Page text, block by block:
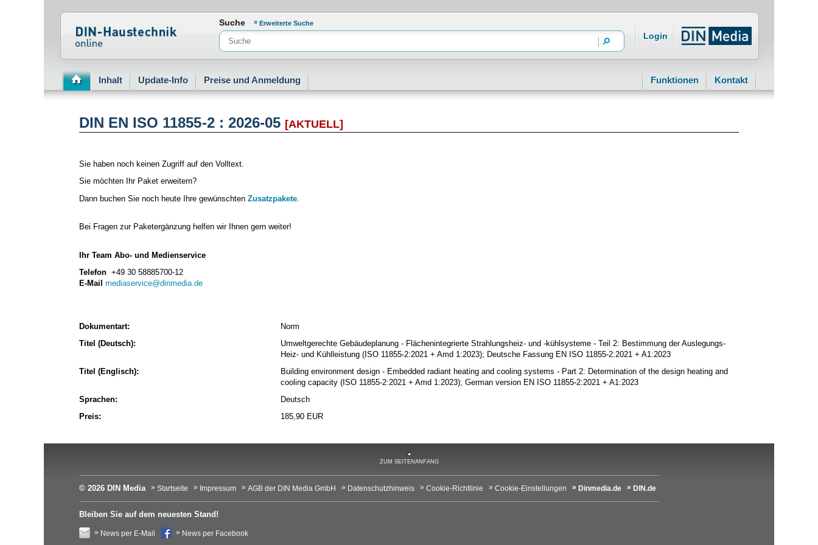
Normenportal Barrierefreiheit
Suche Erweiterte Suche
Login
Inhalt Update-Info Preise und Anmeldung Funktionen Kontakt
DIN EN ISO 11855-2 : 2026-05 [AKTUELL]
Sie haben noch keinen Zugriff auf den Volltext.
Sie möchten Ihr Paket erweitern?
Dann buchen Sie noch heute Ihre gewünschten Zusatzpakete
Bei Fragen zur Paketergänzung helfen wir Ihnen gern weiter!
Ihr Team Abo- und Medienservice
Telefon +49 30 58885700-12
E-Mail mediaservice@dinmedia.de
Dokumentart:
Norm
Titel (Deutsch):
Umweltgerechte Gebäudeplanung - Flächenintegrierte Strahlungsheiz- und -kühlsysteme - Teil 2: Bestimmung der Auslegungs-
Heiz- und Kühlleistung (ISO 11855-2:2021 + Amd 1:2023); Deutsche Fassung EN ISO 11855-2:2021 + A1:2023
Titel (Englisch):
Building environment design - Embedded radiant heating and cooling systems - Part 2: Determination of the design heating and
cooling capacity (ISO 11855-2:2021 + Amd 1:2023); German version EN ISO 11855-2:2021 + A1:2023
Sprachen:
Deutsch
Preis:
185,90 EUR
ZUM SEITENANFANG
© 2026 DIN Media Startseite Impressum AGB der DIN Media GmbH Datenschutzhinweis Cookie-Richtlinie Cookie-Einstellungen Dinmedia.de DIN.de
Bleiben Sie auf dem neuesten Stand!
News per E-Mail News per Facebook